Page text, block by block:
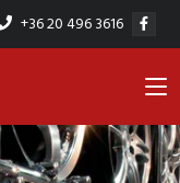
+36 20 496 3616